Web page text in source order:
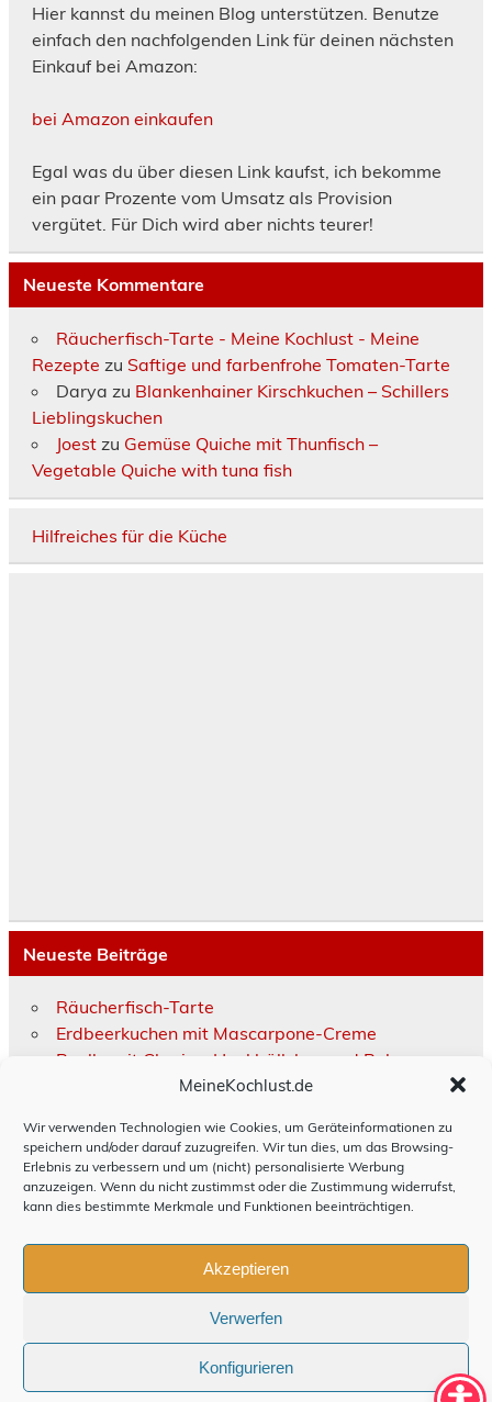
MeineKochlust.de
Wir verwenden Technologien wie Cookies, um Geräteinformationen zu
speichern und/oder darauf zuzugreifen. Wir tun dies, um das Browsing-
Erlebnis zu verbessern und um (nicht) personalisierte Werbung
anzuzeigen. Wenn du nicht zustimmst oder die Zustimmung widerrufst,
kann dies bestimmte Merkmale und Funktionen beeinträchtigen.
Akzeptieren
Verwerfen
Konfigurieren
Hier kannst du meinen Blog unterstützen. Benutze
einfach den nachfolgenden Link für deinen nächsten
Einkauf bei Amazon:
bei Amazon einkaufen
Egal was du über diesen Link kaufst, ich bekomme
ein paar Prozente vom Umsatz als Provision
vergütet. Für Dich wird aber nichts teurer!
Neueste Kommentare
Räucherfisch-Tarte - Meine Kochlust - Meine
Rezepte zu Saftige und farbenfrohe Tomaten-Tarte
Darya zu Blankenhainer Kirschkuchen – Schillers
Lieblingskuchen
Joestzu Gemüse Quiche mit Thunfisch –
Vegetable Quiche with tuna fish
Hilfreiches für die Küche
Neueste Beiträge
Räucherfisch-Tarte
Erdbeerkuchen mit Mascarpone-Creme
Paella mit Chorizo, Hackbällchen und Bohnen
Impressum
Datenschutz
Cookie-Richtlinie (EU)